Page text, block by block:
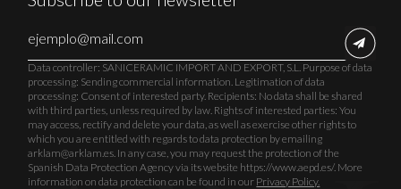
Data controller: SANICERAMIC IMPORT AND EXPORT, S.L. Purpose of data
processing: Sending commercial information. Legitimation of data
processing: Consent of interested party. Recipients: No data shall be shared
with third parties, unless required by law. Rights of interested parties: You
may access, rectify and delete your data, as well as exercise other rights to
which you are entitled with regards to data protection by emailing
arklam@arklam.es. In any case, you may request the protection of the
Spanish Data Protection Agency via its website https://www.aepd.es/. More
information on data protection can be found in our Privacy Policy.